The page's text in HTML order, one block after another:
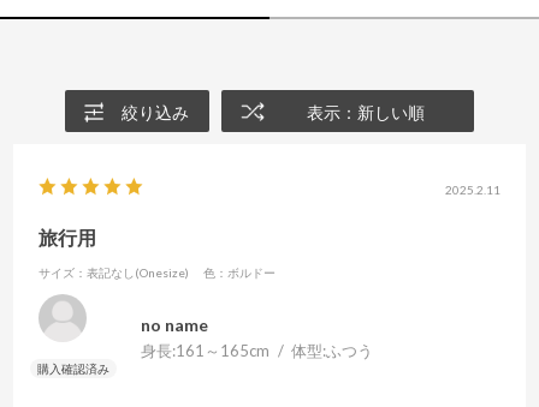
絞り込み 表示：新しい順
2025.2.11
旅行用
サイズ：表記なし(Onesize) 色：ボルドー
no name
身長:161～165cm 体型:ふつう